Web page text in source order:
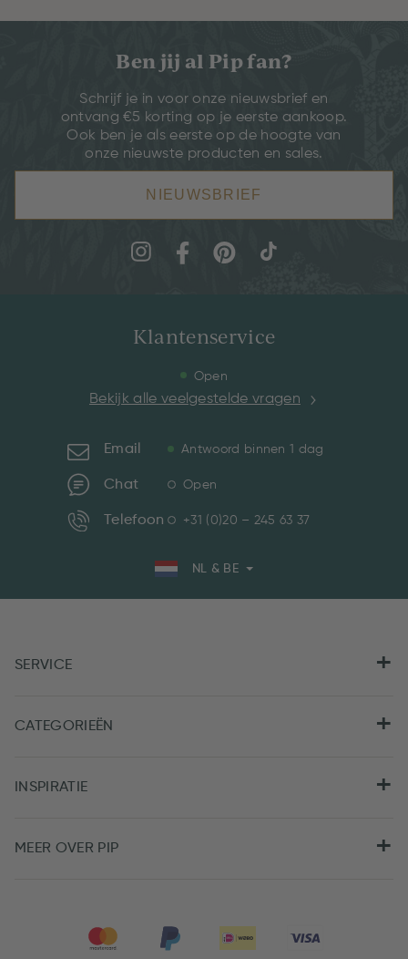
Ben jij al Pip fan?
Schrijf je in voor onze nieuwsbrief en
ontvang €5 korting op je eerste aankoop.
Ook ben je als eerste op de hoogte van
onze nieuwste producten en sales.
NIEUWSBRIEF
Klantenservice
Open
Bekijk alle veelgestelde vragen
Email Antwoord binnen 1 dag
Chat Open
Telefoon +31 (0)20 – 245 63 37
NL & BE
SERVICE
CATEGORIEËN
INSPIRATIE
MEER OVER PIP